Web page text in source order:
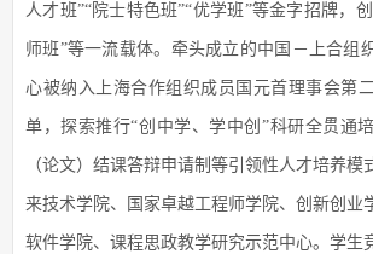
人才班”“院士特色班”“优学班”等金字招牌，
师班”等一流载体。牵头成立的中国－上合组
心被纳入上海合作组织成员国元首理事会第
单，探索推行“创中学、学中创”科研全贯通
（论文）结课答辩申请制等引领性人才培养模
来技术学院、国家卓越工程师学院、创新创业
软件学院、课程思政教学研究示范中心。学生